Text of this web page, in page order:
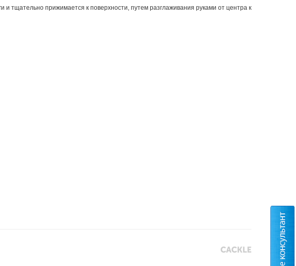
тщательно прижимается к поверхности, путем разглаживания руками от центра к